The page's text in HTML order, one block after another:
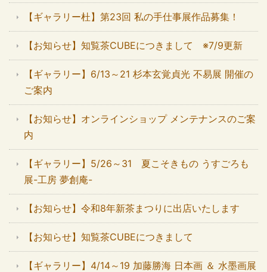
【ギャラリー杜】第23回 私の手仕事展作品募集！
【お知らせ】知覧茶CUBEにつきまして ※7/9更新
【ギャラリー】6/13～21 杉本玄覚貞光 不易展 開催の
ご案内
【お知らせ】オンラインショップ メンテナンスのご案
内
【ギャラリー】5/26～31 夏こそきもの うすごろも
展-工房 夢創庵-
【お知らせ】令和8年新茶まつりに出店いたします
【お知らせ】知覧茶CUBEにつきまして
【ギャラリー】4/14～19 加藤勝海 日本画 ＆ 水墨画展